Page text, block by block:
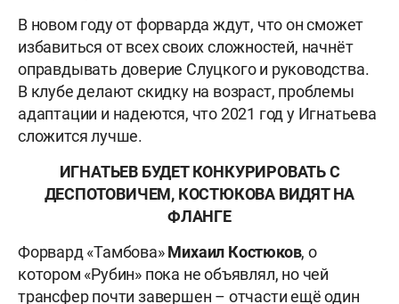
В новом году от форварда ждут, что он сможет
избавиться от всех своих сложностей, начнёт
оправдывать доверие Слуцкого и руководства.
В клубе делают скидку на возраст, проблемы
адаптации и надеются, что 2021 год у Игнатьева
сложится лучше.
ИГНАТЬЕВ БУДЕТ КОНКУРИРОВАТЬ С
ДЕСПОТОВИЧЕМ, КОСТЮКОВА ВИДЯТ НА
ФЛАНГЕ
Форвард «Тамбова»Михаил Костюков, о
котором «Рубин» пока не объявлял, но чей
трансфер почти завершен – отчасти ещё один